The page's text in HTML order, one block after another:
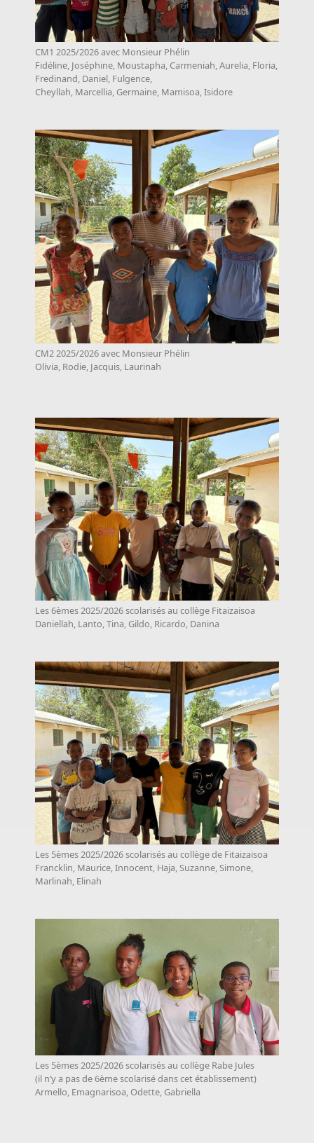
CM1 2025/2026 avec Monsieur Phélin
Fidéline, Joséphine, Moustapha, Carmeniah, Aurelia, Floria,
Fredinand, Daniel, Fulgence,
Cheyllah, Marcellia, Germaine, Mamisoa, Isidore
CM2 2025/2026 avec Monsieur Phélin
Olivia, Rodie, Jacquis, Laurinah
Les 6èmes 2025/2026 scolarisés au collège Fitaizaisoa
Daniellah, Lanto, Tina, Gildo, Ricardo, Danina
Les 5èmes 2025/2026 scolarisés au collège de Fitaizaisoa
Francklin, Maurice, Innocent, Haja, Suzanne, Simone,
Marlinah, Elinah
Les 5èmes 2025/2026 scolarisés au collège Rabe Jules
(il n’y a pas de 6ème scolarisé dans cet établissement)
Armello, Emagnarisoa, Odette, Gabriella